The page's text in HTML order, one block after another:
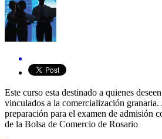
Este curso esta destinado a quienes
vinculados a la comercialización
preparación para el examen de admisión
de la Bolsa de Comercio de Rosario